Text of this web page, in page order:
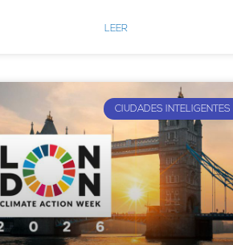
LEER
CIUDADES INTELIGENTES